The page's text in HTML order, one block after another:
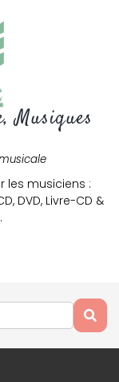
Musiques
les musiciens :
DVD, Livre-CD &